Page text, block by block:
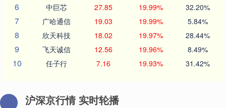
6 中巨芯 27.85 19.99% 32.20%
7 广哈通信 19.03 19.99% 5.84%
8 欣天科技 18.02 19.97% 28.44%
9 飞天诚信 12.56 19.96% 8.49%
10 任子行 7.16 19.93% 31.42%
沪深京行情 实时轮播